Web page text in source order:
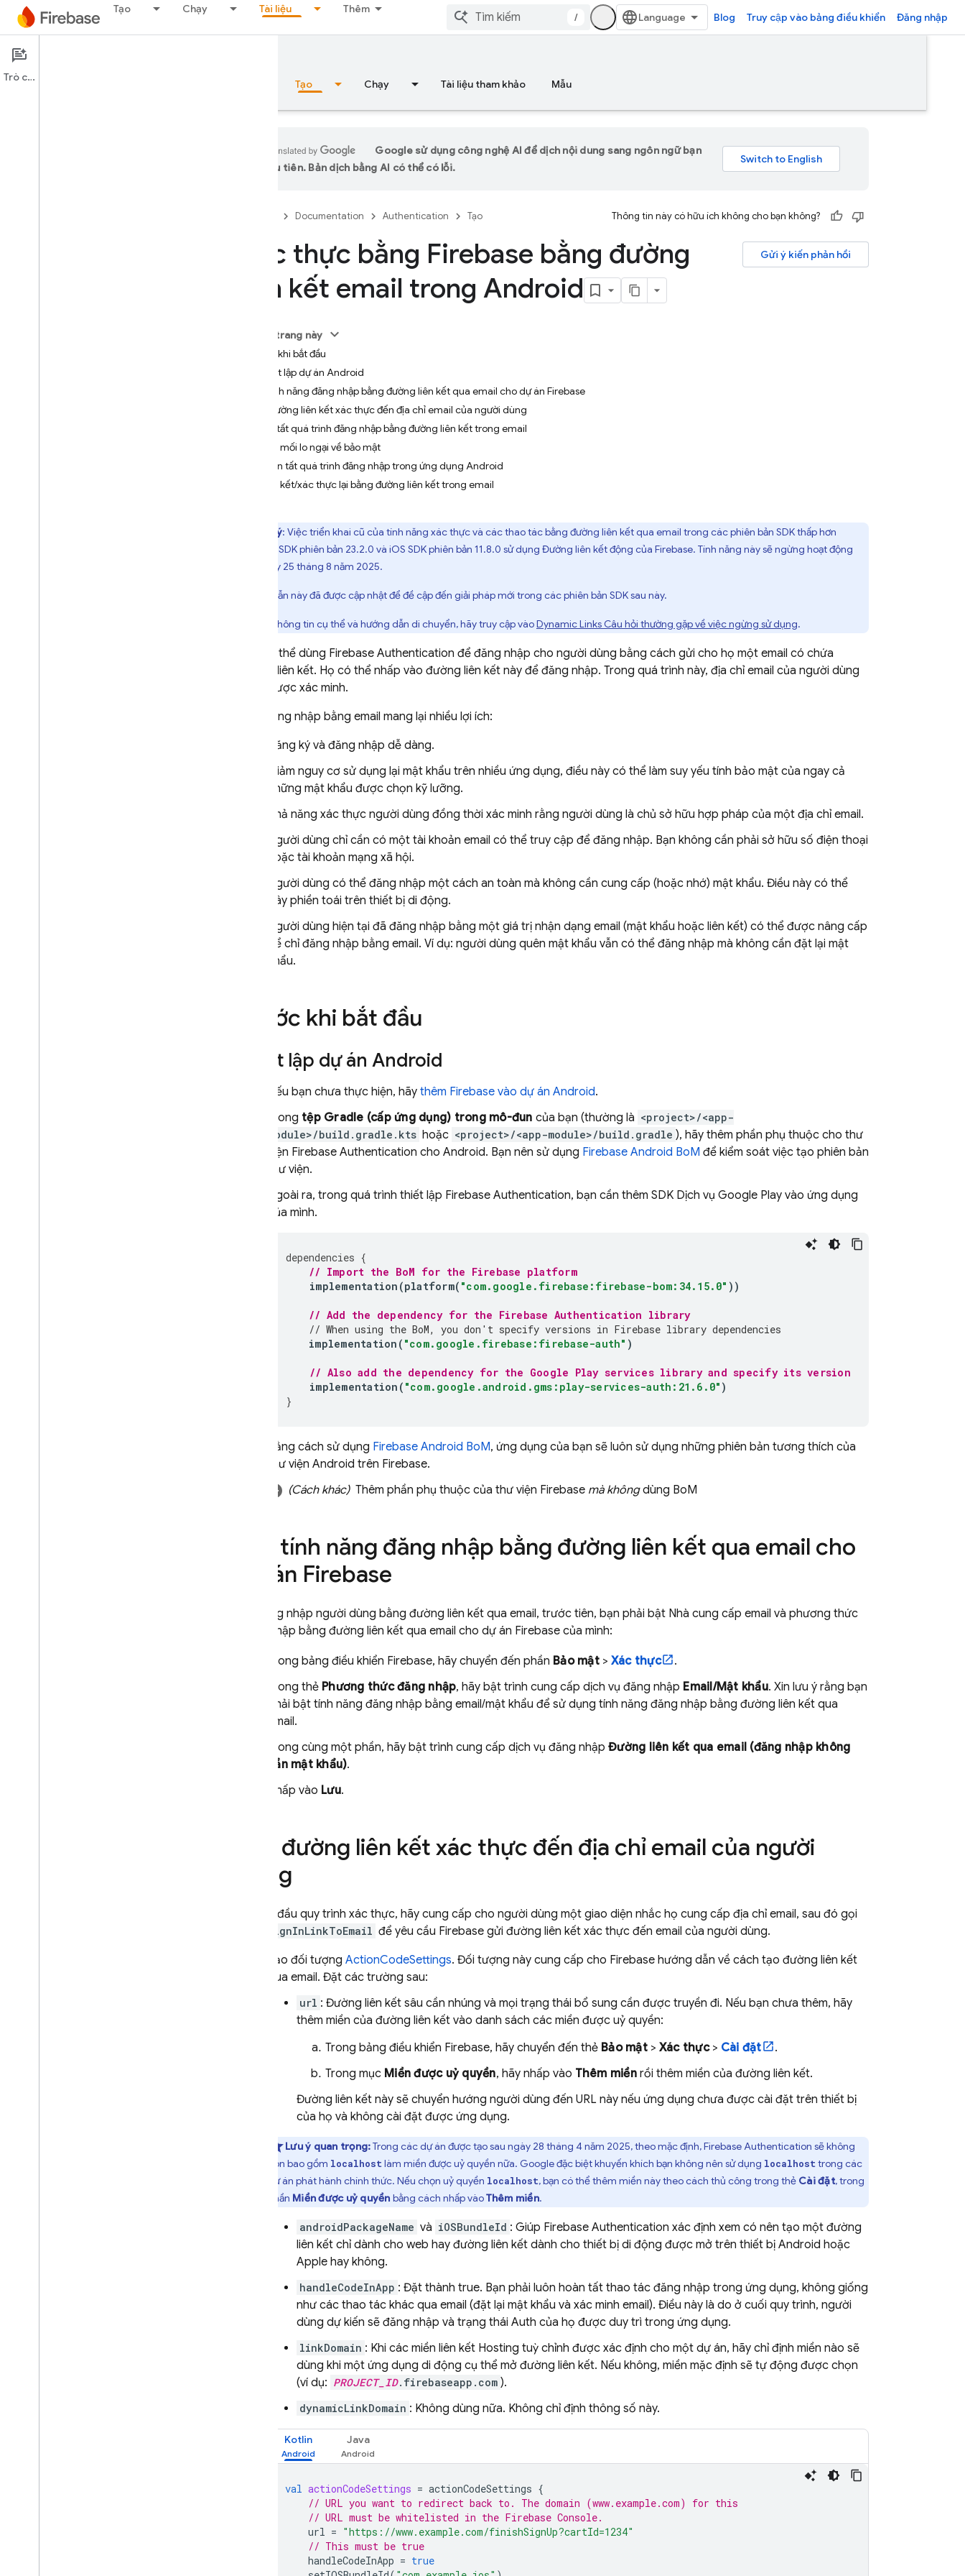
Tạo Chạy Tài liệu Thêm
/ Blog Truy cập vào bảng điều khiển Đăng nhập
Documentation
Tổng quan Tạo Chạy Tài liệu tham khảo Mẫu
Google sử dụng công nghệ AI để dịch nội dung sang ngôn ngữ bạn
ưu tiên. Bản dịch bằng AI có thể có lỗi.
Documentation Authentication Tạo Thông tin này có hữu ích không cho bạn không?
Gửi ý kiến phản hồi
Xác thực bằng Firebase bằng đường
liên kết email trong Android
Trên trang này
Trước khi bắt đầu
Thiết lập dự án Android
Bật tính năng đăng nhập bằng đường liên kết qua email cho dự án Firebase
Gửi đường liên kết xác thực đến địa chỉ email của người dùng
Hoàn tất quá trình đăng nhập bằng đường liên kết trong email
Các mối lo ngại về bảo mật
Hoàn tất quá trình đăng nhập trong ứng dụng Android
Liên kết/xác thực lại bằng đường liên kết trong email
Lưu ý: Việc triển khai cũ của tính năng xác thực và các thao tác bằng đường liên kết qua email trong các phiên bản SDK thấp hơn
Android SDK phiên bản 23.2.0 và iOS SDK phiên bản 11.8.0 sử dụng Đường liên kết động của Firebase. Tính năng này sẽ ngừng hoạt động
vào ngày 25 tháng 8 năm 2025.
Hướng dẫn này đã được cập nhật để đề cập đến giải pháp mới trong các phiên bản SDK sau này.
Để biết thông tin cụ thể và hướng dẫn di chuyển, hãy truy cập vàoDynamic Links Câu hỏi thường gặp về việc ngừng sử dụng.
Bạn có thể dùng Firebase Authentication để đăng nhập cho người dùng bằng cách gửi cho họ một email có chứa
đường liên kết. Họ có thể nhấp vào đường liên kết này để đăng nhập. Trong quá trình này, địa chỉ email của người dùng
cũng được xác minh.
Việc đăng nhập bằng email mang lại nhiều lợi ích:
Đăng ký và đăng nhập dễ dàng.
Giảm nguy cơ sử dụng lại mật khẩu trên nhiều ứng dụng, điều này có thể làm suy yếu tính bảo mật của ngay cả
những mật khẩu được chọn kỹ lưỡng.
Khả năng xác thực người dùng đồng thời xác minh rằng người dùng là chủ sở hữu hợp pháp của một địa chỉ email.
Người dùng chỉ cần có một tài khoản email có thể truy cập để đăng nhập. Bạn không cần phải sở hữu số điện thoại
hoặc tài khoản mạng xã hội.
Người dùng có thể đăng nhập một cách an toàn mà không cần cung cấp (hoặc nhớ) mật khẩu. Điều này có thể
gây phiền toái trên thiết bị di động.
Người dùng hiện tại đã đăng nhập bằng một giá trị nhận dạng email (mật khẩu hoặc liên kết) có thể được nâng cấp
để chỉ đăng nhập bằng email. Ví dụ: người dùng quên mật khẩu vẫn có thể đăng nhập mà không cần đặt lại mật
khẩu.
Trước khi bắt đầu
Thiết lập dự án Android
Nếu bạn chưa thực hiện, hãy thêm Firebase vào dự án Android.
Trong tệp Gradle (cấp ứng dụng) trong mô-đun của bạn (thường là <project>/<app-
module>/build.gradle.kts hoặc <project>/<app-module>/build.gradle ), hãy thêm phần phụ thuộc cho thư
viện Firebase Authentication cho Android. Bạn nên sử dụng Firebase Android BoM để kiểm soát việc tạo phiên bản
thư viện.
Ngoài ra, trong quá trình thiết lập Firebase Authentication, bạn cần thêm SDK Dịch vụ Google Play vào ứng dụng
của mình.
dependencies {
// Import the BoM for the Firebase platform
implementation (platform( "com.google.firebase:firebase-bom:34.15.0" ))
// Add the dependency for the Firebase Authentication library
// When using the BoM, you don't specify versions in Firebase library dependencies
implementation ( "com.google.firebase:firebase-auth" )
// Also add the dependency for the Google Play services library and specify its version
implementation ( "com.google.android.gms:play-services-auth:21.6.0" )
}
Bằng cách sử dụng Firebase Android BoM, ứng dụng của bạn sẽ luôn sử dụng những phiên bản tương thích của
thư viện Android trên Firebase.
(Cách khác)Thêm phần phụ thuộc của thư viện Firebase mà khôngdùng BoM
Bật tính năng đăng nhập bằng đường liên kết qua email cho
dự án Firebase
Để đăng nhập người dùng bằng đường liên kết qua email, trước tiên, bạn phải bật Nhà cung cấp email và phương thức
đăng nhập bằng đường liên kết qua email cho dự án Firebase của mình:
Trong bảng điều khiển Firebase, hãy chuyển đến phần Bảo mật> Xác thực
.
Trong thẻ Phương thức đăng nhập, hãy bật trình cung cấp dịch vụ đăng nhập Email/Mật khẩu. Xin lưu ý rằng bạn
phải bật tính năng đăng nhập bằng email/mật khẩu để sử dụng tính năng đăng nhập bằng đường liên kết qua
email.
Trong cùng một phần, hãy bật trình cung cấp dịch vụ đăng nhập Đường liên kết qua email (đăng nhập không
cần mật khẩu).
Nhấp vào Lưu.
Gửi đường liên kết xác thực đến địa chỉ email của người
dùng
Để bắt đầu quy trình xác thực, hãy cung cấp cho người dùng một giao diện nhắc họ cung cấp địa chỉ email, sau đó gọi
sendSignInLinkToEmail để yêu cầu Firebase gửi đường liên kết xác thực đến email của người dùng.
Tạo đối tượng ActionCodeSettings. Đối tượng này cung cấp cho Firebase hướng dẫn về cách tạo đường liên kết
qua email. Đặt các trường sau:
url : Đường liên kết sâu cần nhúng và mọi trạng thái bổ sung cần được truyền đi. Nếu bạn chưa thêm, hãy
thêm miền của đường liên kết vào danh sách các miền được uỷ quyền:
Trong bảng điều khiển Firebase, hãy chuyển đến thẻ Bảo mật> Xác thực> Cài đặt
.
Trong mục Miền được uỷ quyền, hãy nhấp vào Thêm miềnrồi thêm miền của đường liên kết.
Đường liên kết này sẽ chuyển hướng người dùng đến URL này nếu ứng dụng chưa được cài đặt trên thiết bị
của họ và không cài đặt được ứng dụng.
Lưu ý quan trọng:Trong các dự án được tạo sau ngày 28 tháng 4 năm 2025, theo mặc định,Firebase Authentication sẽ không
còn bao gồm localhost làm miền được uỷ quyền nữa. Google đặc biệt khuyến khích bạn không nên sử dụng localhost trong các
dự án phát hành chính thức. Nếu chọn uỷ quyền localhost, bạn có thể thêm miền này theo cách thủ công trong thẻ Cài đặt, trong
phần Miền được uỷ quyền bằng cách nhấp vàoThêm miền.
androidPackageName và iOSBundleId : Giúp Firebase Authentication xác định xem có nên tạo một đường
liên kết chỉ dành cho web hay đường liên kết dành cho thiết bị di động được mở trên thiết bị Android hoặc
Apple hay không.
handleCodeInApp : Đặt thành true. Bạn phải luôn hoàn tất thao tác đăng nhập trong ứng dụng, không giống
như các thao tác khác qua email (đặt lại mật khẩu và xác minh email). Điều này là do ở cuối quy trình, người
dùng dự kiến sẽ đăng nhập và trạng thái Auth của họ được duy trì trong ứng dụng.
linkDomain : Khi các miền liên kết Hosting tuỳ chỉnh được xác định cho một dự án, hãy chỉ định miền nào sẽ
dùng khi một ứng dụng di động cụ thể mở đường liên kết. Nếu không, miền mặc định sẽ tự động được chọn
(ví dụ: PROJECT_ID.firebaseapp.com ).
dynamicLinkDomain : Không dùng nữa. Không chỉ định thông số này.
Kotlin Java
val actionCodeSettings = actionCodeSettings {
// URL you want to redirect back to. The domain (www.example.com) for this
// URL must be whitelisted in the Firebase Console.
url = "https://www.example.com/finishSignUp?cartId=1234"
// This must be true
handleCodeInApp = true
Trò chuyện